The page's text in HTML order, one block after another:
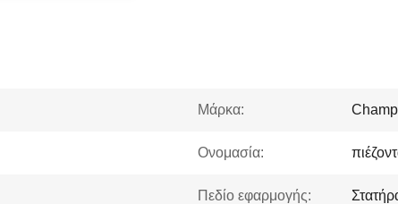
Μάρκα:
Ονομασία:
Πεδίο εφαρμογής: